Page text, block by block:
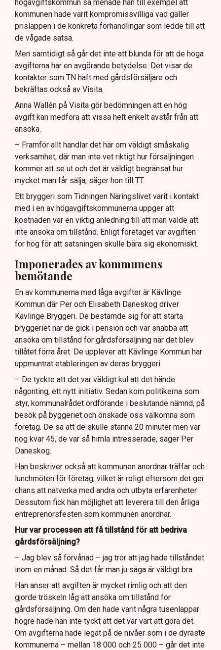
högavgiftskommun så menade han till exempel att
kommunen hade varit kompromissvilliga vad gäller
prislappen i de konkreta förhandlingar som ledde till att
de vågade satsa.
Men samtidigt så går det inte att blunda för att de höga
avgifterna har en avgörande betydelse. Det visar de
kontakter som TN haft med gårdsförsäljare och
bekräftas också av Visita.
Anna Wallén på Visita gör bedömningen att en hög
avgift kan medföra att vissa helt enkelt avstår från att
ansöka.
– Framför allt handlar det här om väldigt småskalig
verksamhet, där man inte vet riktigt hur försäljningen
kommer att se ut och det är väldigt begränsat hur
mycket man får sälja, säger hon till TT.
Ett bryggeri som Tidningen Näringslivet varit i kontakt
med i en av högavgiftskommunerna uppger att
kostnaden var en viktig anledning till att man valde att
inte ansöka om tillstånd. Enligt företaget var avgiften
för hög för att satsningen skulle bära sig ekonomiskt.
Imponerades av kommunens
bemötande
En av kommunerna med låga avgifter är Kävlinge
Kommun där Per och Elisabeth Daneskog driver
Kävlinge Bryggeri. De bestämde sig för att starta
bryggeriet när de gick i pension och var snabba att
ansöka om tillstånd för gårdsförsäljning när det blev
tillåtet förra året. De upplever att Kävlinge Kommun har
uppmuntrat etableringen av deras bryggeri.
– De tyckte att det var väldigt kul att det hände
någonting, ett nytt initiativ. Sedan kom politikerna som
styr, kommunalrådet ordförande i beslutande nämnd, på
besök på byggeriet och önskade oss välkomna som
företag. De sa att de skulle stanna 20 minuter men var
nog kvar 45, de var så himla intresserade, säger Per
Daneskog.
Han beskriver också att kommunen anordnar träffar och
lunchmöten för företag, vilket är roligt eftersom det ger
chans att nätverka med andra och utbyta erfarenheter.
Dessutom fick han möjlighet att leverera till den årliga
entreprenörsfesten som kommunen anordnar.
Hur var processen att få tillstånd för att bedriva
gårdsförsäljning?
– Jag blev så förvånad – jag tror att jag hade tillståndet
inom en månad. Så det får man ju säga är väldigt bra.
Han anser att avgiften är mycket rimlig och att den
gjorde tröskeln låg att ansöka om tillstånd för
gårdsförsäljning. Om den hade varit några tusenlappar
högre hade han inte tyckt att det var värt att göra det.
Om avgifterna hade legat på de nivåer som i de dyraste
kommunerna – mellan 18 000 och 25 000 – går det inte